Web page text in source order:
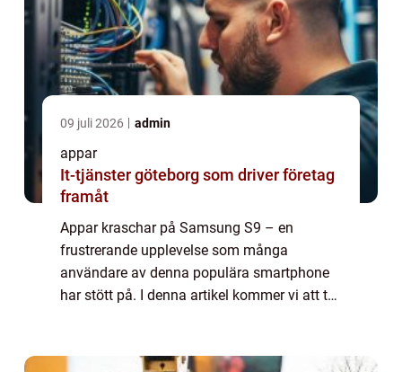
09 juli 2026 admin
appar
It-tjänster göteborg som driver företag
framåt
Appar kraschar på Samsung S9 – en
frustrerande upplevelse som många
användare av denna populära smartphone
har stött på. I denna artikel kommer vi att ta